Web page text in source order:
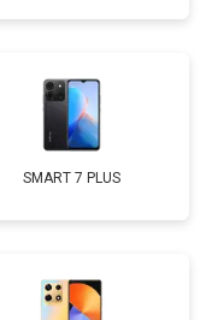
SMART 7 PLUS